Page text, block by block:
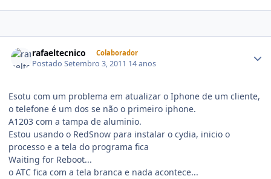
rafaeltecnico Colaborador
PostadoSetembro 3, 2011 14 anos
Esotu com um problema em atualizar o Iphone de um cliente,
o telefone é um dos se não o primeiro iphone.
A1203 com a tampa de aluminio.
Estou usando o RedSnow para instalar o cydia, inicio o
processo e a tela do programa fica
Waiting for Reboot...
o ATC fica com a tela branca e nada acontece...